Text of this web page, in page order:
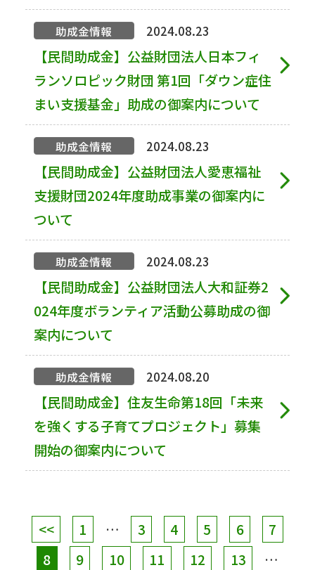
助成金情報 2024.08.23
【民間助成金】公益財団法人日本フィ
ランソロピック財団 第1回「ダウン症住
まい支援基金」助成の御案内について
助成金情報 2024.08.23
【民間助成金】公益財団法人愛恵福祉
支援財団2024年度助成事業の御案内に
ついて
助成金情報 2024.08.23
【民間助成金】公益財団法人大和証券2
024年度ボランティア活動公募助成の御
案内について
助成金情報 2024.08.20
【民間助成金】住友生命第18回「未来
を強くする子育てプロジェクト」募集
開始の御案内について
<< 1 … 3 4 5 6
7
8
9 10 11 12 13
…